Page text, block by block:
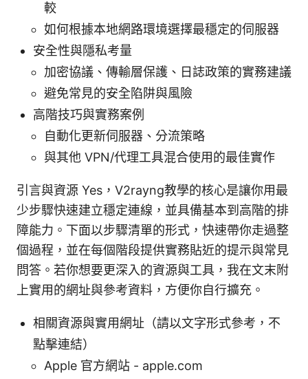
較
如何根據本地網路環境選擇最穩定的伺服器
安全性與隱私考量
加密協議、傳輸層保護、日誌政策的實務建議
避免常見的安全陷阱與風險
高階技巧與實務案例
自動化更新伺服器、分流策略
與其他 VPN/代理工具混合使用的最佳實作
引言與資源 Yes，V2rayng教學的核心是讓你用最
少步驟快速建立穩定連線，並具備基本到高階的排
障能力。下面以步驟清單的形式，快速帶你走過整
個過程，並在每個階段提供實務貼近的提示與常見
問答。若你想要更深入的資源與工具，我在文末附
上實用的網址與參考資料，方便你自行擴充。
相關資源與實用網址（請以文字形式參考，不
點擊連結）
Apple 官方網站 - apple.com